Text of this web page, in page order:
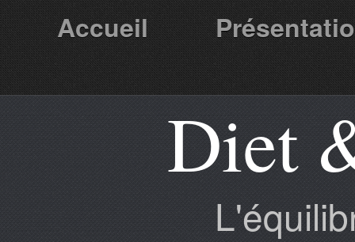
Accueil
Partenaires Diet